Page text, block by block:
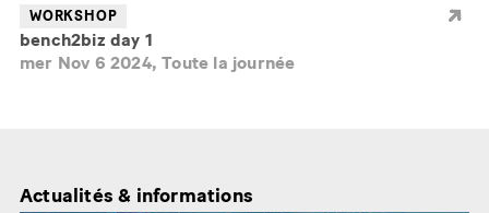
WORKSHOP
bench2biz day 1
mer Nov 6 2024, Toute la journée
Actualités & informations